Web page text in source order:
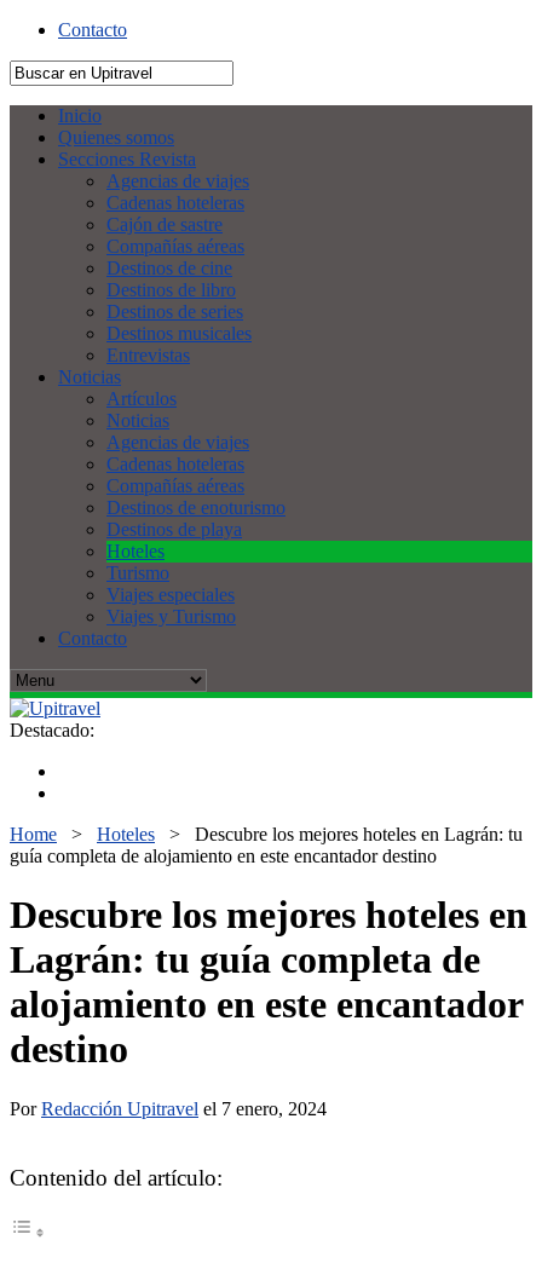
Contacto
Inicio
Quienes somos
Secciones Revista
Agencias de viajes
Cadenas hoteleras
Cajón de sastre
Compañías aéreas
Destinos de cine
Destinos de libro
Destinos de series
Destinos musicales
Entrevistas
Noticias
Artículos
Noticias
Agencias de viajes
Cadenas hoteleras
Compañías aéreas
Destinos de enoturismo
Destinos de playa
Hoteles
Turismo
Viajes especiales
Viajes y Turismo
Contacto
Destacado:
Home > Hoteles > Descubre los mejores hoteles en Lagrán: tu
guía completa de alojamiento en este encantador destino
Descubre los mejores hoteles en
Lagrán: tu guía completa de
alojamiento en este encantador
destino
PorRedacción Upitravel el 7 enero, 2024
Contenido del artículo: